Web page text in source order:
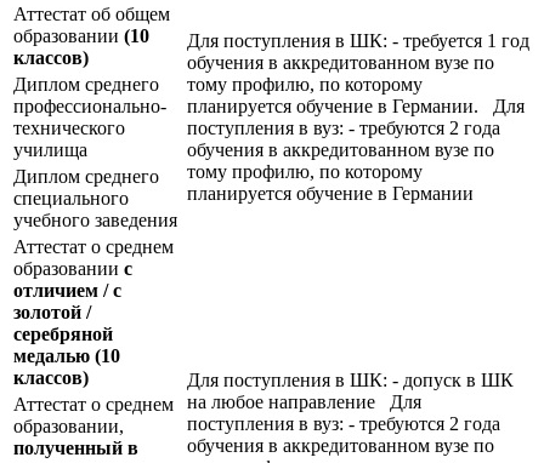
Аттестат об общем
образовании (10
классов)
Для поступления в ШК: - требуется 1 год
обучения в аккредитованном вузе по
тому профилю, по которому
планируется обучение в Германии. Для
поступления в вуз: - требуются 2 года
обучения в аккредитованном вузе по
тому профилю, по которому
планируется обучение в Германии
Диплом среднего
профессионально-
технического
училища
Диплом среднего
специального
учебного заведения
Аттестат о среднем
образовании с
отличием / с
золотой /
серебряной
медалью (10
классов)
Для поступления в ШК: - допуск в ШК
на любое направление Для
поступления в вуз: - требуются 2 года
обучения в аккредитованном вузе по
Аттестат о среднем
образовании,
полученный в